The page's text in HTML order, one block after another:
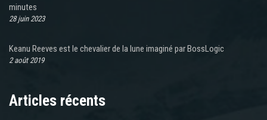
minutes
28 juin 2023
Keanu Reeves est le chevalier de la lune imaginé par BossLogic
2 août 2019
Articles récents